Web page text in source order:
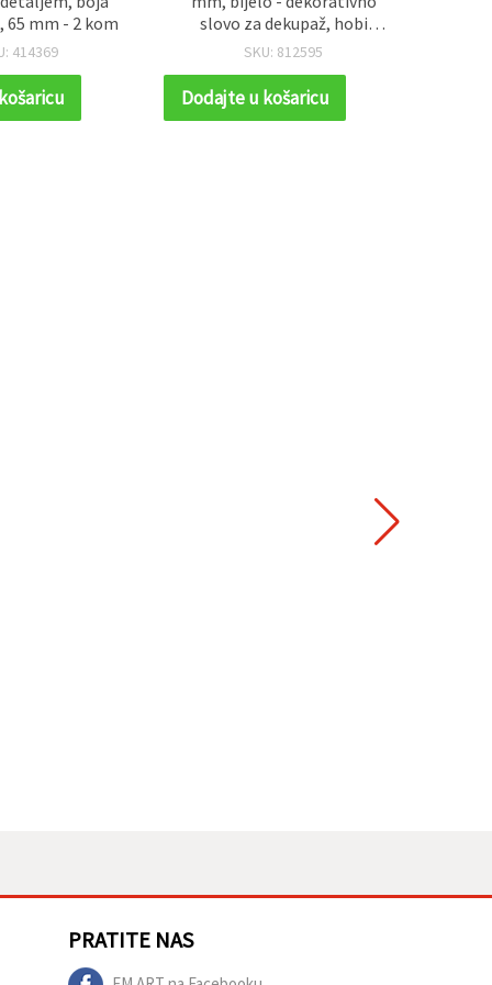
65 mm - 2 kom
414369
slovo za dekupaž, hobi
projekte, poklone i uređenje
SKU: 812595
Dodajte u košaricu
PRATITE NAS